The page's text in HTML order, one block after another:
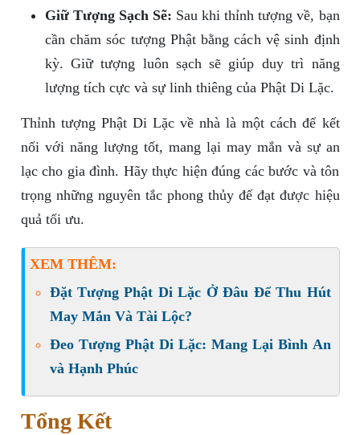
Giữ Tượng Sạch Sẽ: Sau khi thỉnh tượng về, bạn
cần chăm sóc tượng Phật bằng cách vệ sinh định
kỳ. Giữ tượng luôn sạch sẽ giúp duy trì năng
lượng tích cực và sự linh thiêng của Phật Di Lặc.
Thỉnh tượng Phật Di Lặc về nhà là một cách để kết
nối với năng lượng tốt, mang lại may mắn và sự an
lạc cho gia đình. Hãy thực hiện đúng các bước và tôn
trọng những nguyên tắc phong thủy để đạt được hiệu
quả tối ưu.
XEM THÊM:
Đặt Tượng Phật Di Lặc Ở Đâu Để Thu Hút
May Mắn Và Tài Lộc?
Đeo Tượng Phật Di Lặc: Mang Lại Bình An
và Hạnh Phúc
Tổng Kết